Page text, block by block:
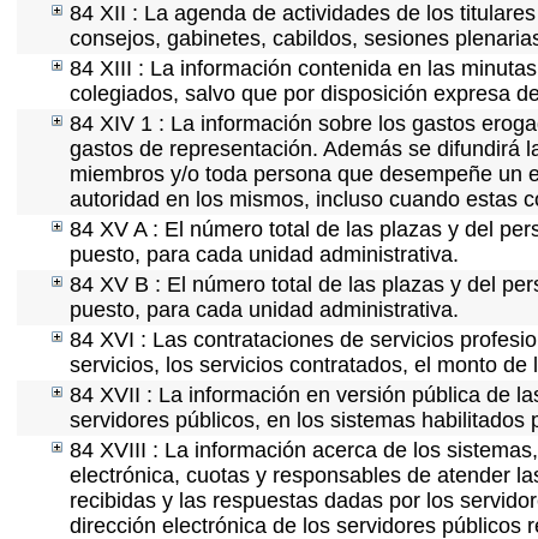
84 XII : La agenda de actividades de los
consejos, gabinetes, cabildos, sesiones
84 XIII : La información contenida en las
colegiados, salvo que por disposición expresa
84 XIV 1 : La información sobre los gastos
gastos de representación. Además se difundirá
miembros y/o toda persona que desempeñe
autoridad en los mismos, incluso cuando estas
84 XV A : El número total de las plazas y del
puesto, para cada unidad administrativa.
84 XV B : El número total de las plazas y del
puesto, para cada unidad administrativa.
84 XVI : Las contrataciones de servicios
servicios, los servicios contratados, el monto
84 XVII : La información en versión pública de
servidores públicos, en los sistemas habilitados
84 XVIII : La información acerca de los
electrónica, cuotas y responsables de atender
recibidas y las respuestas dadas por los
dirección electrónica de los servidores públicos